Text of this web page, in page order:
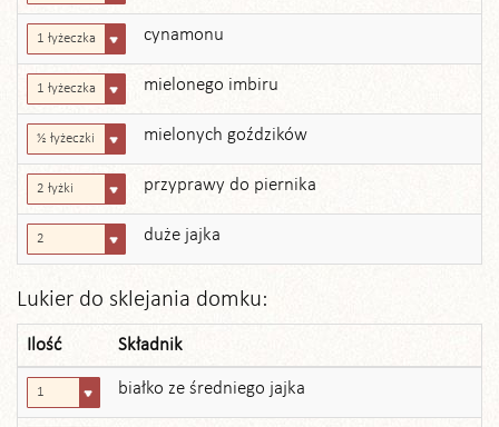
1 łyżeczka cynamonu
1 łyżeczka mielonego imbiru
½ łyżeczki mielonych goździków
2 łyżki przyprawy do piernika
2 duże jajka
Lukier do sklejania domku:
Ilość Składnik
1 białko ze średniego jajka